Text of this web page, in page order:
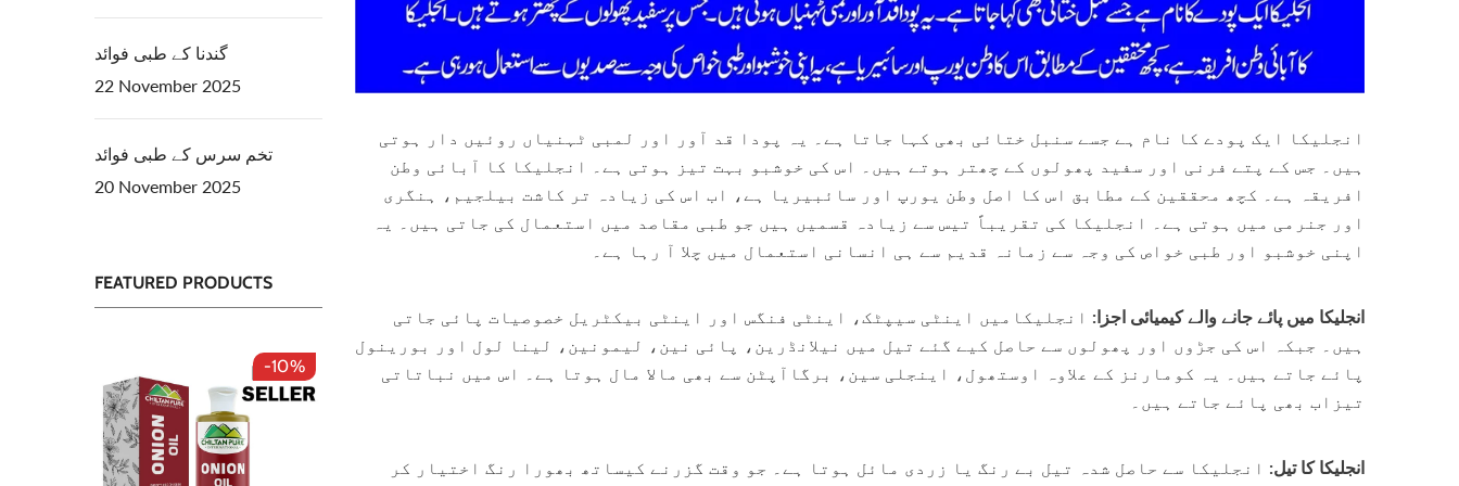
گندنا کے طبی فوائد
22 November 2025
تخم سرس کے طبی فوائد
20 November 2025
FEATURED PRODUCTS
-50% -10% -10% -39% -10%
انجلیکا ایک پودے کا نام ہے جسے سنبل ختائی بھی کہا جاتا ہے۔ یہ پودا قد آور اور لمبی ٹہنیاں روئیں دار ہوتی
ہیں۔ جس کے پتے فرنی اور سفید پھولوں کے چھتر ہوتے ہیں۔ اس کی خوشبو بہت تیز ہوتی ہے۔ انجلیکا کا آبائی وطن
افریقہ ہے۔ کچھ محققین کے مطابق اس کا اصل وطن یورپ اور سائبیریا ہے، اب اس کی زیادہ تر کاشت بیلجیم، ہنگری
اور جنرمی میں ہوتی ہے۔ انجلیکا کی تقریباً تیس سے زیادہ قسمیں ہیں جو طبی مقاصد میں استعمال کی جاتی ہیں۔ یہ
اپنی خوشبو اور طبی خواص کی وجہ سے زمانہ قدیم سے ہی انسانی استعمال میں چلا آ رہا ہے۔
انجلیکا میں پائے جانے والے کیمیائی اجزا: انجلیکامیں اینٹی سیپٹک، اینٹی فنگس اور اینٹی بیکٹریل خصوصیات پائی جاتی
ہیں۔ جبکہ اس کی جڑوں اور پھولوں سے حاصل کیے گئے تیل میں نیلانڈرین، پائی نین، لیمونین، لینا لول اور بورینول
پائے جاتے ہیں۔ یہ کومارنز کے علاوہ اوستھول، اینجلی سین، برگاآپٹن سے بھی مالا مال ہوتا ہے۔ اس میں نباتاتی
تیزاب بھی پائے جاتے ہیں۔
انجلیکا کا تیل: انجلیکا سے حاصل شدہ تیل بے رنگ یا زردی مائل ہوتا ہے۔ جو وقت گزرنے کیساتھ بھورا رنگ اختیار کر